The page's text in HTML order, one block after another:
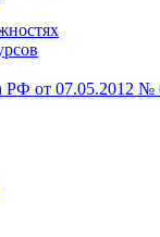
РФ от 07.05.2012 №